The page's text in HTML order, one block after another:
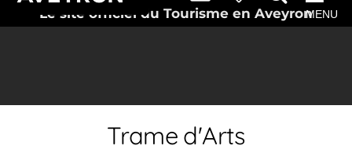
Le site officiel du Tourisme en AveyronMENU
Trame d'Arts